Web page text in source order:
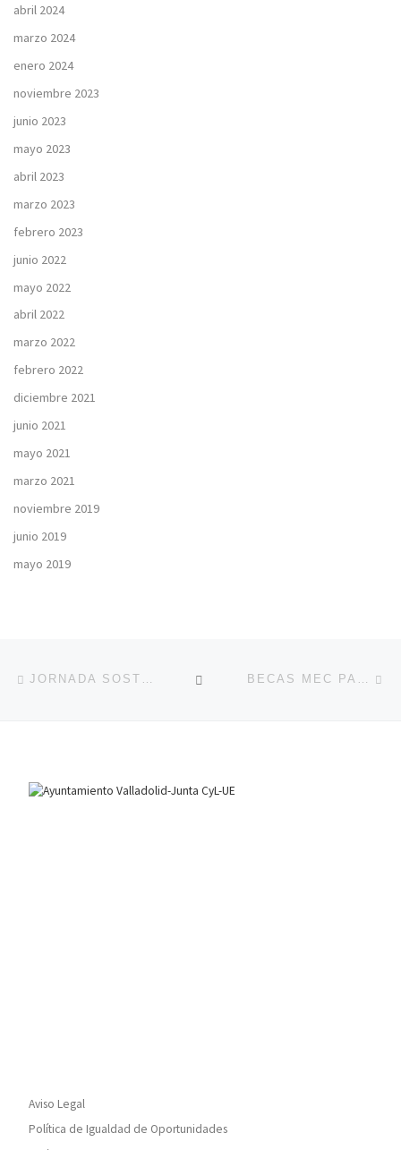
abril 2024
marzo 2024
enero 2024
noviembre 2023
junio 2023
mayo 2023
abril 2023
marzo 2023
febrero 2023
junio 2022
mayo 2022
abril 2022
marzo 2022
febrero 2022
diciembre 2021
junio 2021
mayo 2021
marzo 2021
noviembre 2019
junio 2019
mayo 2019
Navegación de la entrada
JORNADA SOSTENIBLE EN EL PRAE ORGANIZADA POR LA CONSEJERÍA DE MEDIO AMBIENTE Y EDUCACIÓN. VOLVER A LA LISTA DE
BECAS MEC PARA LA FP: CARACTERÍSTICAS Y CÓMO SOLICITARLA PARA EL AÑO 2023-2024
Aviso Legal
Política de Igualdad de Oportunidades